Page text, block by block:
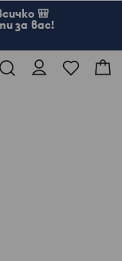
🎒
за вас!